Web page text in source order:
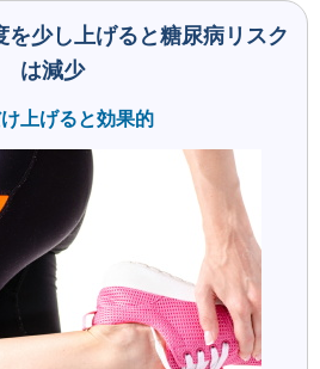
を少し上げると糖尿病リスク
は減少
上げると効果的